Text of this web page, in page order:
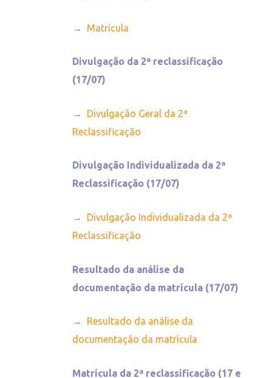
→ Matrícula
Divulgação da 2ª reclassificação
(17/07)
→ Divulgação Geral da 2ª
Reclassificação
Divulgação Individualizada da 2ª
Reclassificação (17/07)
→ Divulgação Individualizada da 2ª
Reclassificação
Resultado da análise da
documentação da matrícula (17/07)
→ Resultado da análise da
documentação da matrícula
Matrícula da 2ª reclassificação (17 e